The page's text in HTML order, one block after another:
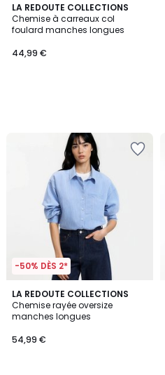
LA REDOUTE COLLECTIONS
Chemise à carreaux col
foulard manches longues
44,99 €
-50% DÈS 2*
LA REDOUTE COLLECTIONS
Chemise rayée oversize
manches longues
54,99 €
4
/
5